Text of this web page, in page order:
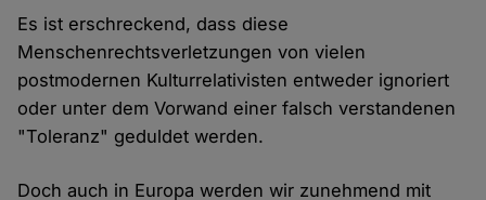
Es ist erschreckend, dass diese
Menschenrechtsverletzungen von vielen
postmodernen Kulturrelativisten entweder ignoriert
oder unter dem Vorwand einer falsch verstandenen
"Toleranz" geduldet werden.
Doch auch in Europa werden wir zunehmend mit